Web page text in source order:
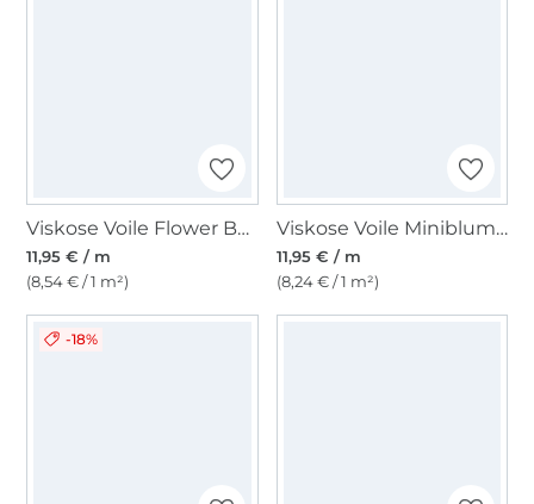
Viskose Voile Flower Bouquet, schwarz
11,95 € / m
(8,54 € / 1 m²)
Viskose Voile Miniblumen, weiss
11,95 € / m
(8,24 € / 1 m²)
-18%